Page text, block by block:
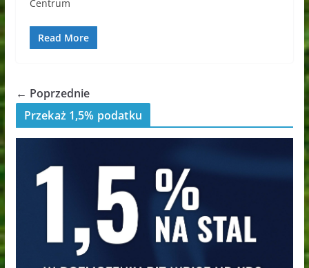
Centrum
Read More
← Poprzednie
Przekaż 1,5% podatku